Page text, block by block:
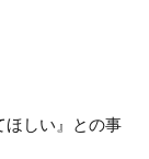
ほしい』との事